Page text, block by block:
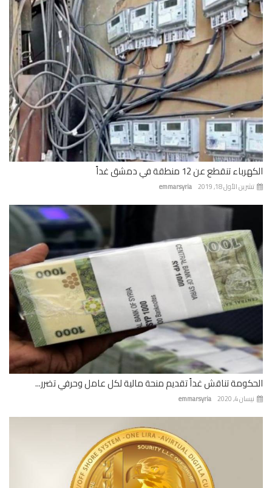
تنقطع عن 12 منطقة في دمشق غداً
emmarsyria الأول 18, 2019
تناقش غداً تقديم منحة مالية لكل عامل وحرفي تضرر...
emmarsyria 4, 2020